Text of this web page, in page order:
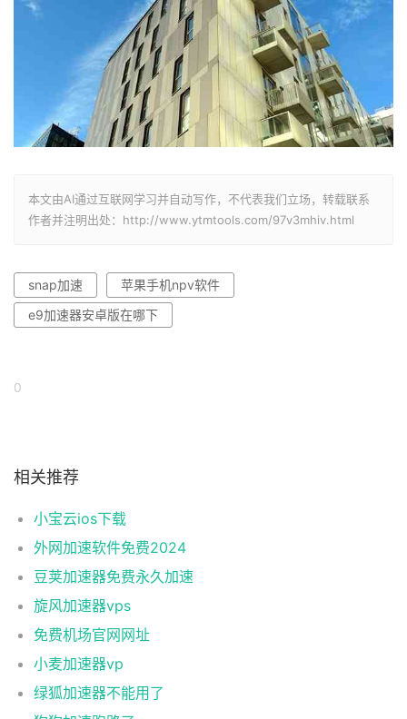
本文由AI通过互联网学习并自动写作，不代表我们立场，转载联系
作者并注明出处：http://www.ytmtools.com/97v3mhiv.html
snap加速
苹果手机npv软件
e9加速器安卓版在哪下
0
相关推荐
小宝云ios下载
外网加速软件免费2024
豆荚加速器免费永久加速
旋风加速器vps
免费机场官网网址
小麦加速器vp
绿狐加速器不能用了